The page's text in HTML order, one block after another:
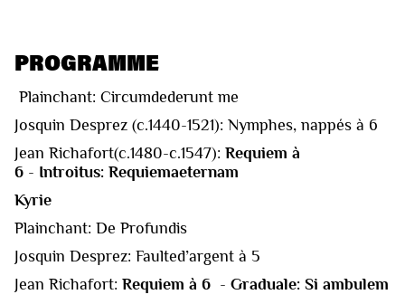
PROGRAMME
Plainchant: Circumdederunt me
Josquin Desprez (c.1440-1521): Nymphes, nappés à 6
Jean Richafort(c.1480-c.1547): Requiem à
6 - Introitus: Requiemaeternam
Kyrie
Plainchant: De Profundis
Josquin Desprez: Faulted’argent à 5
Jean Richafort: Requiem à 6 - Graduale: Si ambulem